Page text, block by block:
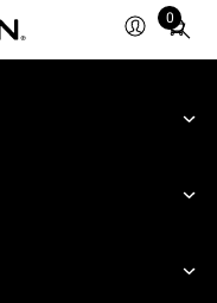
0
Total
items
cart: